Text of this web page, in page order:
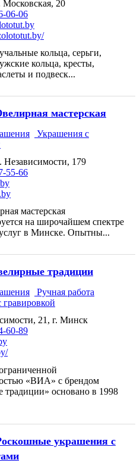
20
06-06
кольца, серьги,
кольца, кресты,
и подвеск...
мастерская
Украшения с
Независимости, 179
55-66
мастерская
на широчайшем спектре
в Минске. Опытны...
традиции
Ручная работа
21, г. Минск
60-89
«ВИА» с брендом
основано в 1998
украшения с